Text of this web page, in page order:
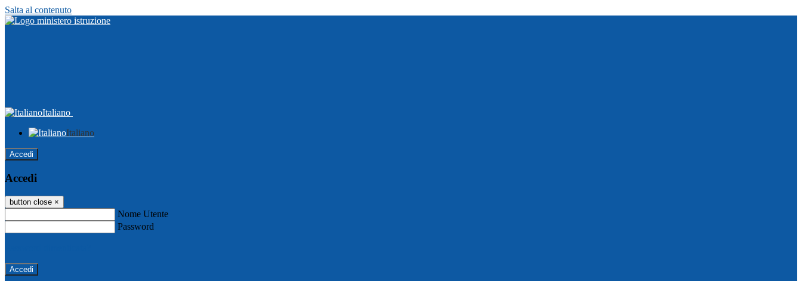
Salta al contenuto
Italiano
Italiano
Accedi
Accedi
button close ×
Nome Utente
Password